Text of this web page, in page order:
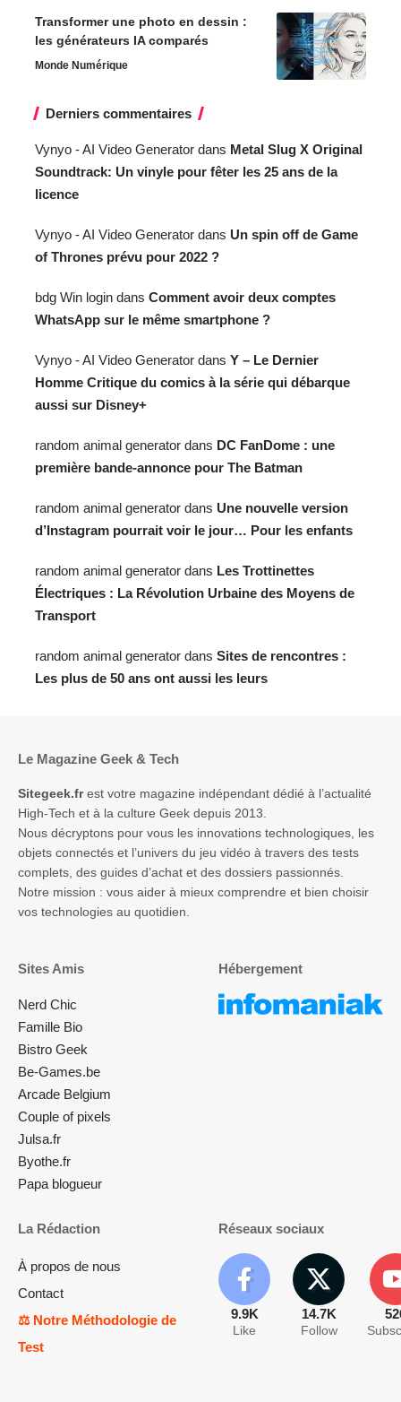
Transformer une photo en dessin :
les générateurs IA comparés
Monde Numérique
Derniers commentaires
Vynyo - AI Video Generator dans Metal Slug X Original
Soundtrack: Un vinyle pour fêter les 25 ans de la
licence
Vynyo - AI Video Generator dans Un spin off de Game
of Thrones prévu pour 2022 ?
bdg Win login dans Comment avoir deux comptes
WhatsApp sur le même smartphone ?
Vynyo - AI Video Generator dans Y – Le Dernier
Homme Critique du comics à la série qui débarque
aussi sur Disney+
random animal generator dans DC FanDome : une
première bande-annonce pour The Batman
random animal generator dans Une nouvelle version
d’Instagram pourrait voir le jour… Pour les enfants
random animal generator dans Les Trottinettes
Électriques : La Révolution Urbaine des Moyens de
Transport
random animal generator dans Sites de rencontres :
Les plus de 50 ans ont aussi les leurs
Le Magazine Geek & Tech
Sitegeek.frest votre magazine indépendant dédié à l’actualité
High-Tech et à la culture Geek depuis 2013.
Nous décryptons pour vous les innovations technologiques, les
objets connectés et l’univers du jeu vidéo à travers des tests
complets, des guides d’achat et des dossiers passionnés.
Notre mission : vous aider à mieux comprendre et bien choisir
vos technologies au quotidien.
Sites Amis
Nerd Chic
Famille Bio
Bistro Geek
Be-Games.be
Arcade Belgium
Couple of pixels
Julsa.fr
Byothe.fr
Papa blogueur
Hébergement
La Rédaction
À propos de nous
Contact
⚖️ Notre Méthodologie de
Test
Réseaux sociaux
9.9K
Like
14.7K
Follow